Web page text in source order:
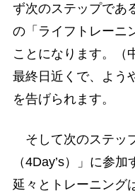
ず次のステップであ
の「ライフトレーニ
ことになります。（
最終日近くで、よう
を告げられます。
そして次のステッ
（4Day’s）」に参
延々とトレーニング